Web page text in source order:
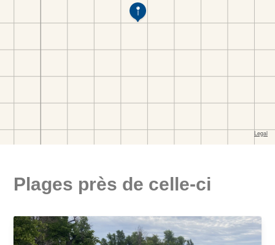
Plages près de celle-ci